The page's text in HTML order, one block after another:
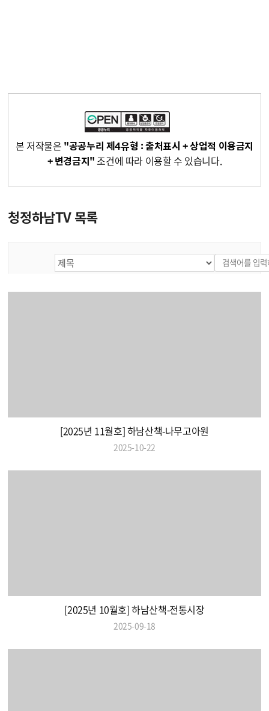
본 저작물은 "공공누리 제4유형 : 출처표시 + 상업적 이용금지
+ 변경금지" 조건에 따라 이용할 수 있습니다.
청정하남TV 목록
[2025년 11월호] 하남산책-나무고아원
2025-10-22
[2025년 10월호] 하남산책-전통시장
2025-09-18